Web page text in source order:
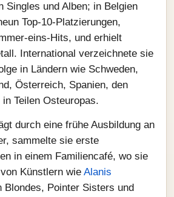
Singles und Alben; in Belgien
Top‑10‑Platzierungen,
und erhielt
International verzeichnete sie
in Ländern wie Schweden,
Österreich, Spanien, den
Teilen Osteuropas.
durch eine frühe Ausbildung an
sammelte sie erste
in einem Familiencafé, wo sie
Künstlern wie Alanis
Blondes, Pointer Sisters und